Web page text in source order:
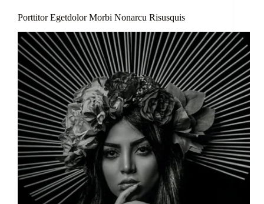
Porttitor Egetdolor Morbi Nonarcu Risusquis